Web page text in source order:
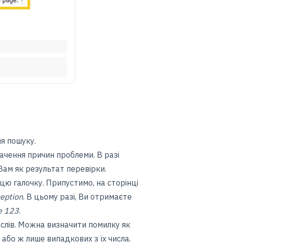
пошуку.
причин проблеми. В разі
як результат перевірки.
галочку. Припустимо, на сторінці
. В цьому разі, Ви отримаєте
123.
Можна визначити помилку як
або ж лише випадкових з їх числа.